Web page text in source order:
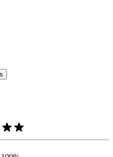
et sont conformes à la
d'évaluations de produits